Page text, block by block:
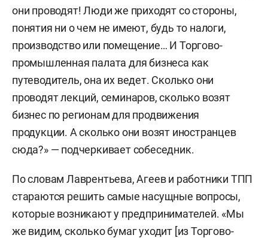
они проводят! Люди же приходят со стороны,
понятия ни о чем не имеют, будь то налоги,
производство или помещение… И Торгово-
промышленная палата для бизнеса как
путеводитель, она их ведет. Сколько они
проводят лекций, семинаров, сколько возят
бизнес по регионам для продвижения
продукции. А сколько они возят иностранцев
сюда?» — подчеркивает собеседник.
По словам Лаврентьева, Агеев и работники ТПП
стараются решить самые насущные вопросы,
которые возникают у предпринимателей. «Мы
же видим, сколько бумаг уходит [из Торгово-